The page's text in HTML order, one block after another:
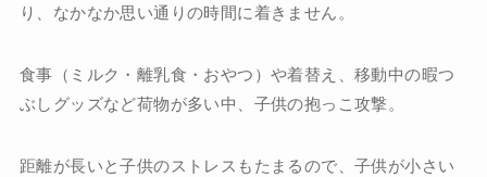
り、なかなか思い通りの時間に着きません。
食事（ミルク・離乳食・おやつ）や着替え、移動中の暇つ
ぶしグッズなど荷物が多い中、子供の抱っこ攻撃。
距離が長いと子供のストレスもたまるので、子供が小さい